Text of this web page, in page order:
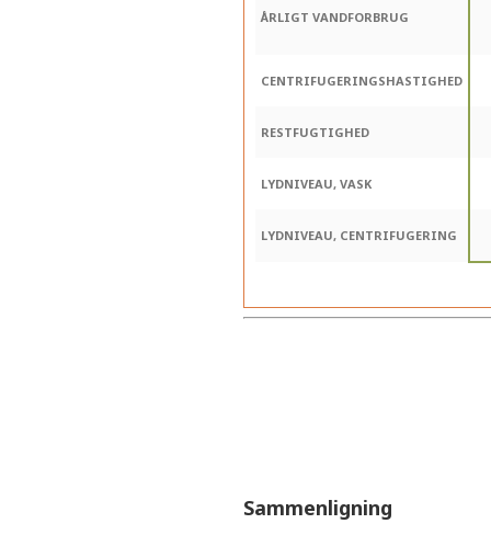
ÅRLIGT VANDFORBRUG
CENTRIFUGERINGSHASTIGHED
RESTFUGTIGHED
LYDNIVEAU, VASK
LYDNIVEAU, CENTRIFUGERING
Sammenligning